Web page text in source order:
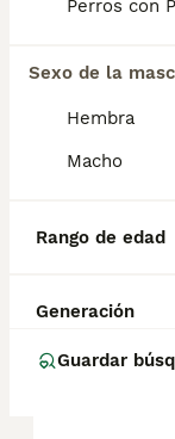
Perros con
Sexo de la
Hembra
Macho
Rango de edad
Generación
Guardar
y deportes
¿Es
un